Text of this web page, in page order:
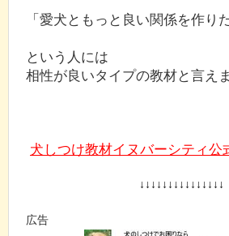
「愛犬ともっと良い関係を作り
という人には
相性が良いタイプの教材と言えま
犬しつけ教材イヌバーシティ公
↓↓↓↓↓↓↓↓↓↓↓↓↓↓↓
広告